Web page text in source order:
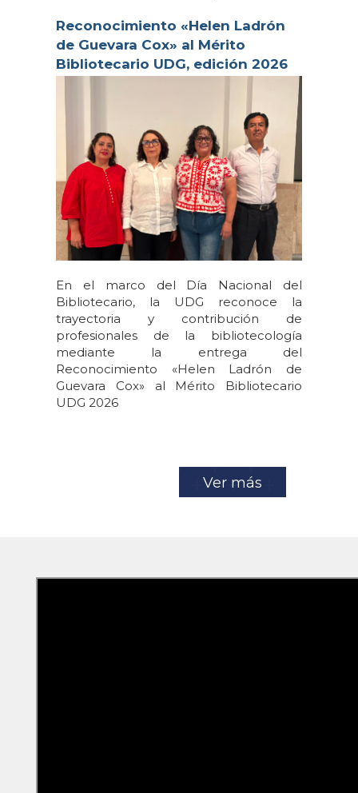
Reconocimiento «Helen Ladrón
de Guevara Cox» al Mérito
Bibliotecario UDG, edición 2026
En el marco del Día Nacional del
Bibliotecario, la UDG reconoce la
trayectoria y contribución de
profesionales de la bibliotecología
mediante la entrega del
Reconocimiento «Helen Ladrón de
Guevara Cox» al Mérito Bibliotecario
UDG 2026
Ver más